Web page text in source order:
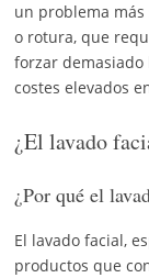
un problema
o rotura, que
forzar
costes elevados
¿El lavado
¿Por qué el
El lavado facial,
productos que